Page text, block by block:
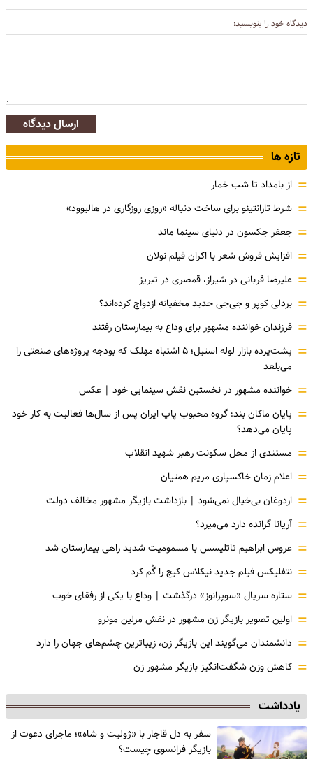
دیدگاه خود را بنویسید:
ارسال دیدگاه
تازه ها
= از بامداد تا شب خمار
= شرط تارانتینو برای ساخت دنباله «روزی روزگاری در هالیوود»
= جعفر جکسون در دنیای سینما ماند
= افزایش فروش شعر با اکران فیلم نولان
= علیرضا قربانی در شیراز، قمصری در تبریز
= بردلی کوپر و جی‌جی حدید مخفیانه ازدواج کرده‌اند؟
= فرزندان خواننده مشهور برای وداع به بیمارستان رفتند
=
پشت‌پرده بازار لوله استیل؛ ۵ اشتباه مهلک که بودجه پروژه‌های صنعتی را
می‌بلعد
= خواننده مشهور در نخستین نقش سینمایی خود |‌ عکس
= پایان ماکان بند؛ گروه محبوب پاپ ایران پس از سال‌ها فعالیت به کار خود
پایان می‌دهد؟
= مستندی از محل سکونت رهبر شهید انقلاب
= اعلام زمان خاکسپاری مریم همتیان
= اردوغان بی‌خیال نمی‌شود | بازداشت بازیگر مشهور مخالف دولت
= آریانا گرانده دارد می‌میرد؟
= عروس ابراهیم تاتلیسس با مسمومیت شدید راهی بیمارستان شد
= نتفلیکس فیلم جدید نیکلاس کیج را گُم کرد
= ستاره سریال «سوپرانوز» درگذشت | وداع با یکی از رفقای خوب
= اولین تصویر بازیگر زن مشهور در نقش مرلین مونرو
= دانشمندان می‌گویند این بازیگر زن، زیباترین چشم‌های جهان را دارد
= کاهش وزن شگفت‌انگیز بازیگر مشهور زن
یادداشت
سفر به دل قاجار با «ژولیت و شاه»؛ ماجرای دعوت از
‌بازیگر فرانسوی چیست؟